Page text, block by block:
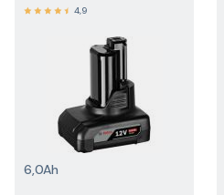
4,9
6,0Ah